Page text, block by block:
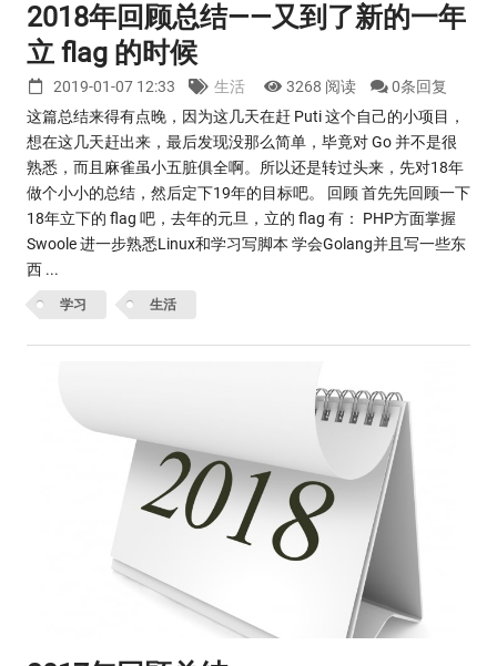
2018年回顾总结——又到了新的一年
立 flag 的时候
2019-01-07 12:33 生活 3268 阅读
0条回复
这篇总结来得有点晚，因为这几天在赶 Puti 这个自己的小项目，
想在这几天赶出来，最后发现没那么简单，毕竟对 Go 并不是很
熟悉，而且麻雀虽小五脏俱全啊。所以还是转过头来，先对18年
做个小小的总结，然后定下19年的目标吧。 回顾 首先先回顾一下
18年立下的 flag 吧，去年的元旦，立的 flag 有： PHP方面掌握
Swoole 进一步熟悉Linux和学习写脚本 学会Golang并且写一些东
西 ...
学习 生活